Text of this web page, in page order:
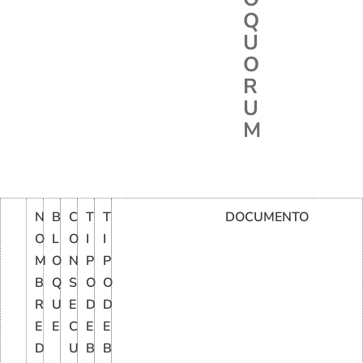
Q
U
O
R
U
M
N
O
M
B
R
E
D
B
L
O
Q
U
E
C
O
N
S
E
C
U
T
I
P
O
D
E
B
T
I
P
O
D
E
B
DOCUMENTO